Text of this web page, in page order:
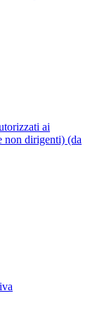
ai
non dirigenti) (da